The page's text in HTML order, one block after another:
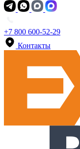
+7 800 600-52-29
Контакты